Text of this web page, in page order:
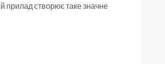
прилад створює таке значне